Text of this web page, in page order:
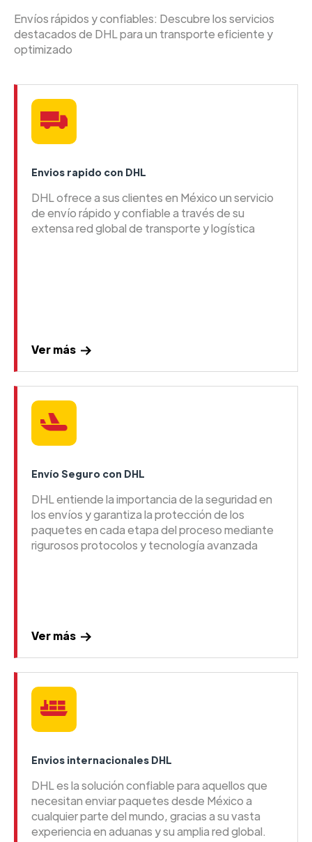
Envíos rápidos y confiables: Descubre los servicios
destacados de DHL para un transporte eficiente y
optimizado
Envios rapido con DHL
DHL ofrece a sus clientes en México un servicio
de envío rápido y confiable a través de su
extensa red global de transporte y logística
Ver más
Envío Seguro con DHL
DHL entiende la importancia de la seguridad en
los envíos y garantiza la protección de los
paquetes en cada etapa del proceso mediante
rigurosos protocolos y tecnología avanzada
Ver más
Envios internacionales DHL
DHL es la solución confiable para aquellos que
necesitan enviar paquetes desde México a
cualquier parte del mundo, gracias a su vasta
experiencia en aduanas y su amplia red global.